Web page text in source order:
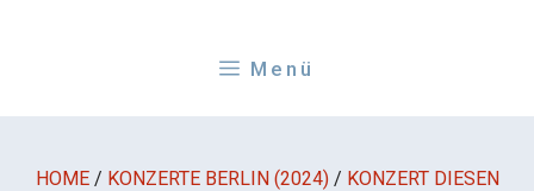
Menü
HOME / KONZERTE BERLIN (2024) / KONZERT DIESEN